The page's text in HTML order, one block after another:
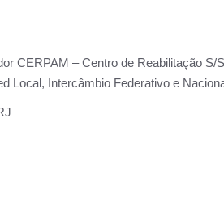
CERPAM – Centro de Reabilitação S/
Local, Intercâmbio Federativo e